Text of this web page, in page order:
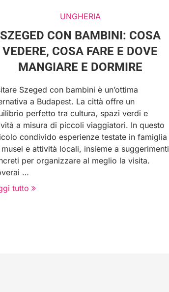
UNGHERIA
SZEGED CON BAMBINI: COSA
VEDERE, COSA FARE E DOVE
MANGIARE E DORMIRE
Szeged con bambini è un’ottima
a Budapest. La città offre un
perfetto tra cultura, spazi verdi e
a misura di piccoli viaggiatori. In questo
condivido esperienze testate in famiglia
e attività locali, insieme a suggerimenti
per organizzare al meglio la visita.
…
tutto